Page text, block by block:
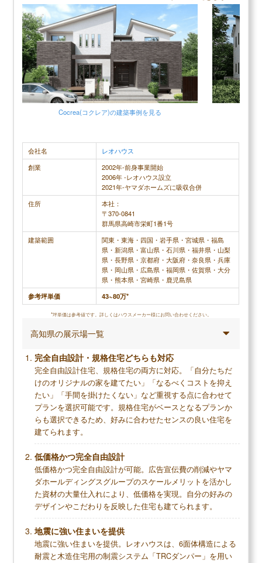
▶積水ハウスの坪単価はいくら？
▶積水ハウスで建てて後悔した点、良かった点は？
＼セキスイハイムの口コミ評判／
口コミ評判平均 4.0 (9件)
スクロールできます
30代男性
作られており、品質管理がとても良いです。工場生
産なので天気に左右されないこともとても気に入っ
ています。木造だと建築中どうしても雨天時に雨に
当たってしまいますし、腐る可能性もあるのでこの
点がとても気に入っている部分です。また鉄骨のた
め地震にも強く、岩手では東日本大震災が起きてい
ますので、安心して暮らすためにも地震に強いとい
うところがとても気に入っています。また外壁はタ
イルにしたことがとても良かったなと感じていま
す。タイルにしたことで初期費用は増えてしまいま
したが、やはり傷がつかない、または目立たず、そ
の後のメンテナンスが不要なのでとても気に入って
います。
が指定した
来たことは
調査概要
調査方法：インターネット調査
調査対象：セキスイハイムで注文住宅を建てた人
メリット
構造躯体の多くが工場生産で品質のばらつきが
少なく、工期が短い
鉄骨造特有の高耐震・高耐久な家が建てられる
実績のある大手だからこその安定性
Cocrea(コクレア)の建築事例を見る
会社名
レオハウス
創業
2002年-前身事業開始
2006年 -レオハウス設立
2021年-ヤマダホームズに吸収合併
住所
本社：
〒370-0841
群馬県高崎市栄町1番1号
建築範囲
関東・東海・四国・岩手県・宮城県・福島
県・新潟県・富山県・石川県・福井県・山梨
県・長野県・京都府・大阪府・奈良県・兵庫
県・岡山県・広島県・福岡県・佐賀県・大分
県・熊本県・宮崎県・鹿児島県
参考坪単価
43~80万*
*坪単価は参考値です。詳しくはハウスメーカー様にお問い合わせください。
高知県の展示場一覧
完全自由設計・規格住宅どちらも対応
完全自由設計住宅、規格住宅の両方に対応。「自分たちだ
けのオリジナルの家を建てたい」「なるべくコストを抑え
たい」「手間を掛けたくない」など重視する点に合わせて
プランを選択可能です。規格住宅がベースとなるプランか
らも選択できるため、好みに合わせたセンスの良い住宅を
建てられます。
低価格かつ完全自由設計
低価格かつ完全自由設計が可能。広告宣伝費の削減やヤマ
ダホールディングスグループのスケールメリットを活かし
た資材の大量仕入れにより、低価格を実現。自分の好みの
デザインやこだわりを反映した住宅も建てられます。
地震に強い住まいを提供
地震に強い住まいを提供。レオハウスは、6面体構造による
耐震と木造住宅用の制震システム「TRCダンパー」を用い